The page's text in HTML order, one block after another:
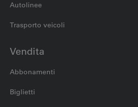
Autolinee
Trasporto veicoli
Vendita
Abbonamenti
Biglietti